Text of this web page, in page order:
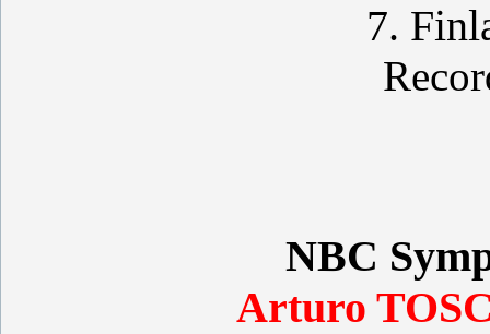
7.
NBC
Arturo